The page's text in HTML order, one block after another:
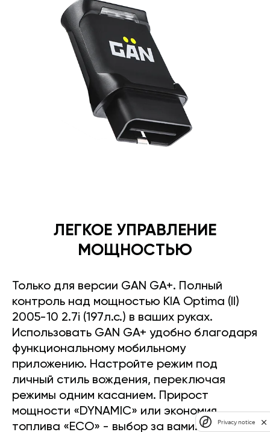
ЛЕГКОЕ УПРАВЛЕНИЕ
МОЩНОСТЬЮ
Только для версии GAN GA+. Полный
контроль над мощностью KIA Optima (II)
2005-10 2.7i (197л.с.) в ваших руках.
Использовать GAN GA+ удобно благодаря
функциональному мобильному
приложению. Настройте режим под
личный стиль вождения, переключая
режимы одним касанием. Прирост
мощности «DYNAMIC» или экономия
топлива «ECO» - выбор за вами.
Privacy notice